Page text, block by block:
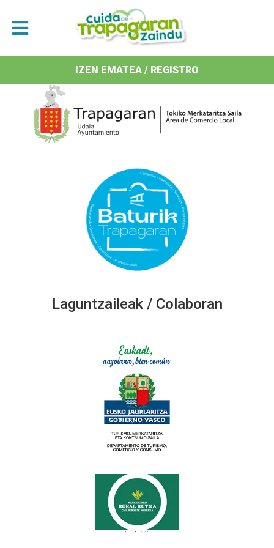
Antolatzaileak / Organizan
Laguntzaileak / Colaboran
IZEN EMATEA / REGISTRO